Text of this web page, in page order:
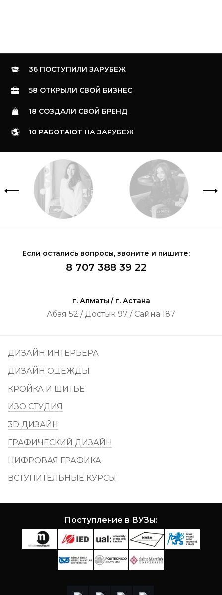
36 ПОСТУПИЛИ ЗАРУБЕЖ
58 ОТКРЫЛИ СВОЙ БИЗНЕС
18 СОЗДАЛИ СВОЙ БРЕНД
10 РАБОТАЮТ НА ЗАРУБЕЖ
ДИЗАЙН ИНТЕРЬЕРА
ДИЗАЙН ОДЕЖДЫ
КРОЙКА И ШИТЬЕ
ИЗО СТУДИЯ
3D ДИЗАЙН
ГРАФИЧЕСКИЙ ДИЗАЙН
ЦИФРОВАЯ ГРАФИКА
ВСТУПИТЕЛЬНЫЕ КУРСЫ
Если остались вопросы, звоните и пишите:
8 707 388 39 22
г. Алматы / г. Астана
Абая 52 / Достык 97 / Сайна 187
Поступление в ВУЗы: